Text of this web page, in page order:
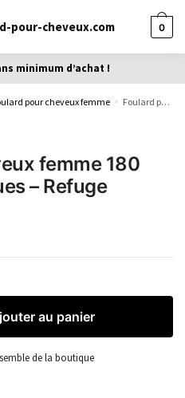
0
minimum d’achat !
pour cheveux femme » Foulard pour cheveux femme 180 motifs géométriques – Refuge
femme 180
– Refuge
au panier
de la boutique